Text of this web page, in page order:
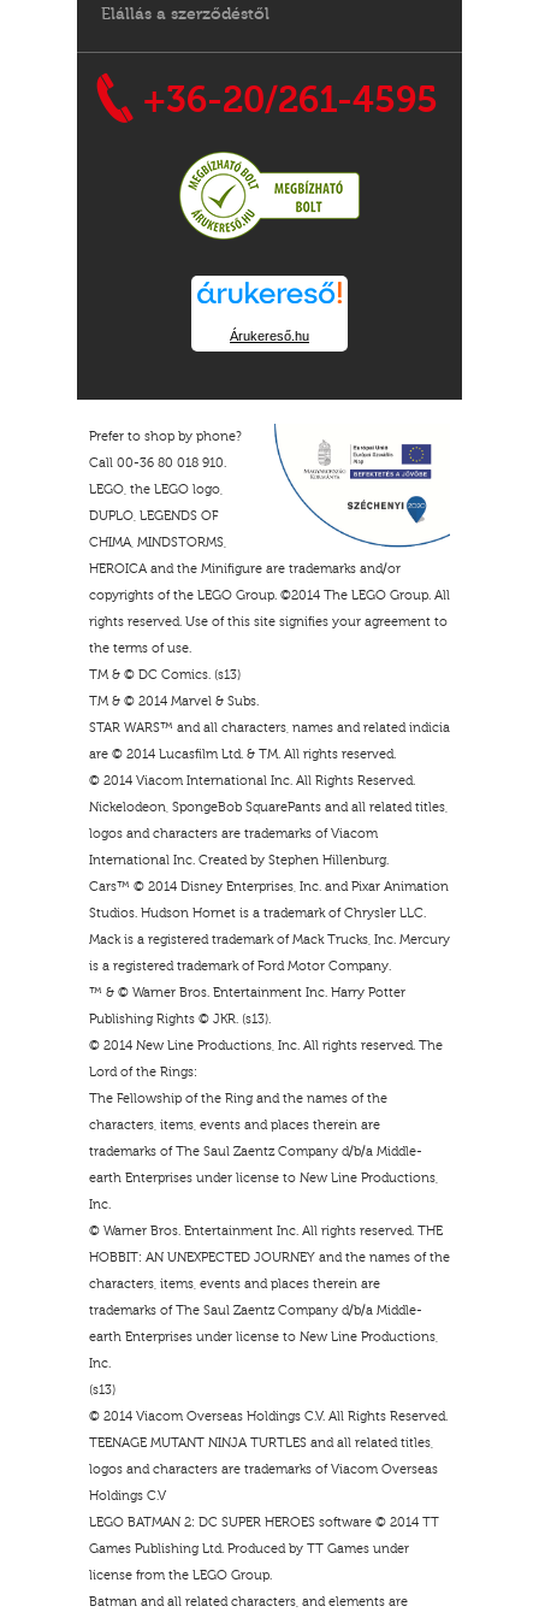
Elállás a szerződéstől
+36-20/261-4595
Árukereső.hu
Prefer to shop by phone?
Call 00-36 80 018 910.
LEGO, the LEGO logo,
DUPLO, LEGENDS OF
CHIMA, MINDSTORMS,
HEROICA and the Minifigure are trademarks and/or
copyrights of the LEGO Group. ©2014 The LEGO Group. All
rights reserved. Use of this site signifies your agreement to
the terms of use.
TM & © DC Comics. (s13)
TM & © 2014 Marvel & Subs.
STAR WARS™ and all characters, names and related indicia
are © 2014 Lucasfilm Ltd. & TM. All rights reserved.
© 2014 Viacom International Inc. All Rights Reserved.
Nickelodeon, SpongeBob SquarePants and all related titles,
logos and characters are trademarks of Viacom
International Inc. Created by Stephen Hillenburg.
Cars™ © 2014 Disney Enterprises, Inc. and Pixar Animation
Studios. Hudson Hornet is a trademark of Chrysler LLC.
Mack is a registered trademark of Mack Trucks, Inc. Mercury
is a registered trademark of Ford Motor Company.
™ & © Warner Bros. Entertainment Inc. Harry Potter
Publishing Rights © JKR. (s13).
© 2014 New Line Productions, Inc. All rights reserved. The
Lord of the Rings:
The Fellowship of the Ring and the names of the
characters, items, events and places therein are
trademarks of The Saul Zaentz Company d/b/a Middle-
earth Enterprises under license to New Line Productions,
Inc.
© Warner Bros. Entertainment Inc. All rights reserved. THE
HOBBIT: AN UNEXPECTED JOURNEY and the names of the
characters, items, events and places therein are
trademarks of The Saul Zaentz Company d/b/a Middle-
earth Enterprises under license to New Line Productions,
Inc.
(s13)
© 2014 Viacom Overseas Holdings C.V. All Rights Reserved.
TEENAGE MUTANT NINJA TURTLES and all related titles,
logos and characters are trademarks of Viacom Overseas
Holdings C.V
LEGO BATMAN 2: DC SUPER HEROES software © 2014 TT
Games Publishing Ltd. Produced by TT Games under
license from the LEGO Group.
Batman and all related characters, and elements are